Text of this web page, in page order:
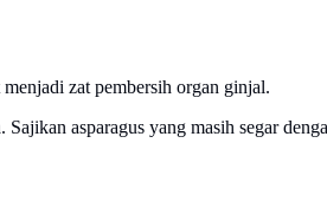
zat pembersih organ ginjal.
asparagus yang masih segar